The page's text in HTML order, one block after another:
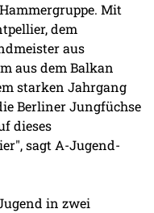
Mit
dem
aus
aus dem Balkan
starken Jahrgang
Berliner Jungfüchse
dieses
sagt A-Jugend-
in zwei